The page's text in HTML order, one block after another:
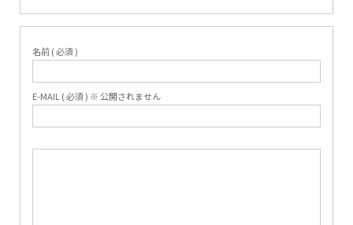
名前 ( 必須 )
E-MAIL ( 必須 ) ※ 公開されません